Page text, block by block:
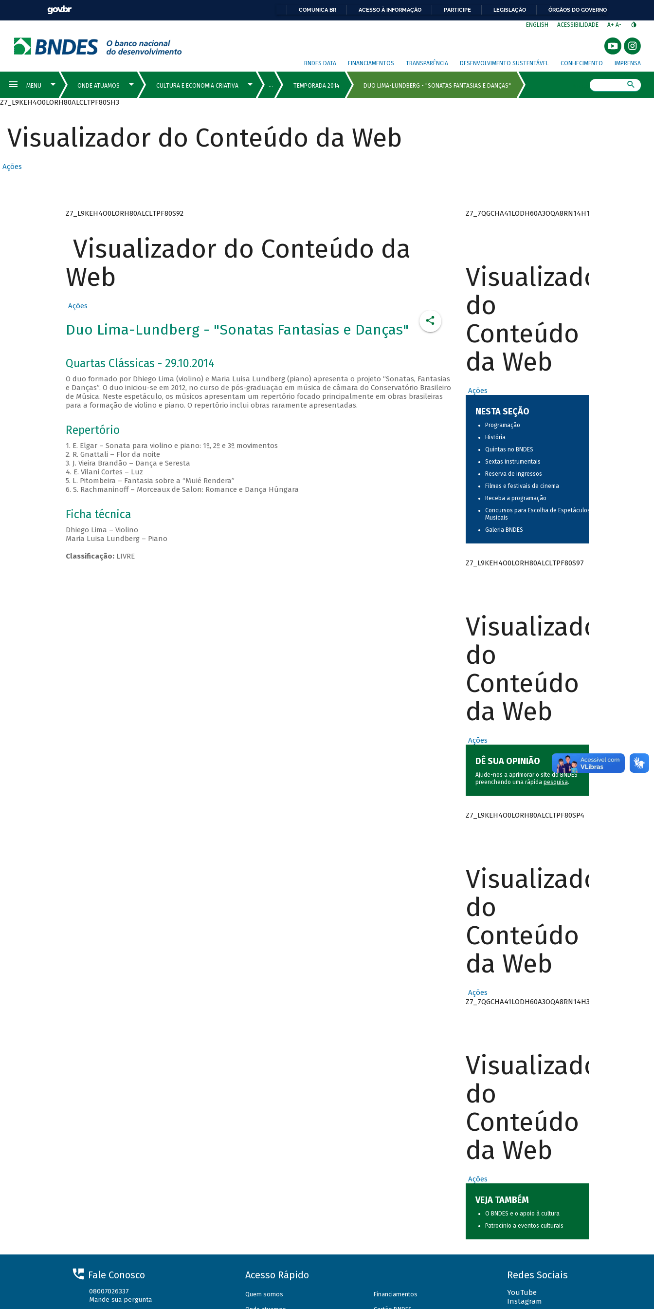
COMUNICA BR ACESSO À INFORMAÇÃO PARTICIPE LEGISLAÇÃO ÓRGÃOS DO GOVERNO
ENGLISH ACESSIBILIDADE A+ A-
BNDES DATA FINANCIAMENTOS TRANSPARÊNCIA DESENVOLVIMENTO SUSTENTÁVEL CONHECIMENTO IMPRENSA
Z7_L9KEH4O0LORH80ALCLTPF80SH3
Visualizador do Conteúdo da Web
Ações
Z7_L9KEH4O0LORH80ALCLTPF80S92
Visualizador do Conteúdo da
Web
Ações
Duo Lima-Lundberg - "Sonatas Fantasias e Danças"
Quartas Clássicas - 29.10.2014
O duo formado por Dhiego Lima (violino) e Maria Luisa Lundberg (piano) apresenta o projeto “Sonatas, Fantasias
e Danças”. O duo iniciou-se em 2012, no curso de pós-graduação em música de câmara do Conservatório Brasileiro
de Música. Neste espetáculo, os músicos apresentam um repertório focado principalmente em obras brasileiras
para a formação de violino e piano. O repertório inclui obras raramente apresentadas.
Repertório
1. E. Elgar – Sonata para violino e piano: 1º, 2º e 3º movimentos
2. R. Gnattali – Flor da noite
3. J. Vieira Brandão – Dança e Seresta
4. E. Vilani Cortes – Luz
5. L. Pitombeira – Fantasia sobre a “Muié Rendera”
6. S. Rachmaninoff – Morceaux de Salon: Romance e Dança Húngara
Ficha técnica
Dhiego Lima – Violino
Maria Luisa Lundberg – Piano
Classificação:LIVRE
Z7_7QGCHA41LODH60A3OQA8RN14H1
Visualizador
do
Conteúdo
da Web
Ações
NESTA SEÇÃO
Programação
História
Quintas no BNDES
Sextas instrumentais
Reserva de ingressos
Filmes e festivais de cinema
Receba a programação
Concursos para Escolha de Espetáculos
Musicais
Galeria BNDES
Z7_L9KEH4O0LORH80ALCLTPF80S97
Visualizador
do
Conteúdo
da Web
Ações
DÊ SUA OPINIÃO
Ajude-nos a aprimorar o site do BNDES
preenchendo uma rápida pesquisa.
Z7_L9KEH4O0LORH80ALCLTPF80SP4
Visualizador
do
Conteúdo
da Web
Ações
Z7_7QGCHA41LODH60A3OQA8RN14H3
Visualizador
do
Conteúdo
da Web
Ações
VEJA TAMBÉM
O BNDES e o apoio à cultura
Patrocínio a eventos culturais
Fale Conosco
08007026337
Mande sua pergunta
Acesso Rápido
Quem somos Financiamentos
Redes Sociais
YouTube
Instagram